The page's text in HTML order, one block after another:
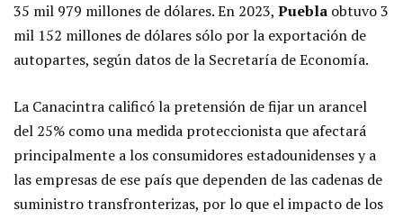
35 mil 979 millones de dólares. En 2023, Puebla obtuvo 3
mil 152 millones de dólares sólo por la exportación de
autopartes, según datos de la Secretaría de Economía.
La Canacintra calificó la pretensión de fijar un arancel
del 25% como una medida proteccionista que afectará
principalmente a los consumidores estadounidenses y a
las empresas de ese país que dependen de las cadenas de
suministro transfronterizas, por lo que el impacto de los